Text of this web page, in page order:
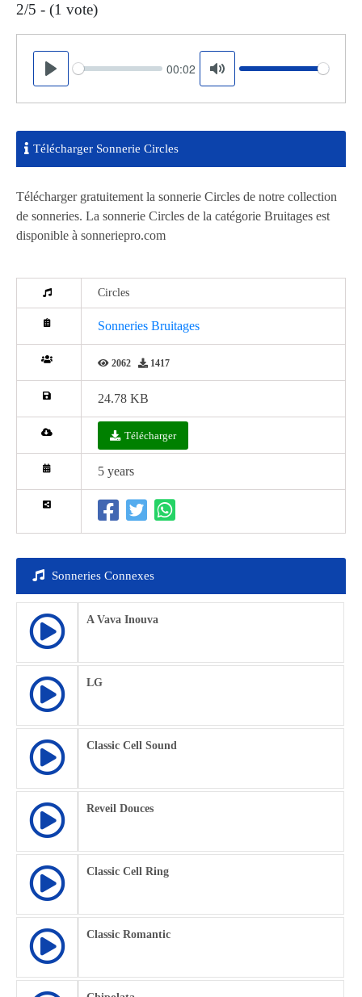
2/5 - (1 vote)
Play
Seek 00:02
Mute
Volume
Télécharger Sonnerie Circles
Télécharger gratuitement la sonnerie Circles de notre collection
de sonneries. La sonnerie Circles de la catégorie Bruitages est
disponible à sonneriepro.com
Circles
Sonneries Bruitages
2062 1417
24.78 KB
Télécharger
5 years
Sonneries Connexes
A Vava Inouva
LG
Classic Cell Sound
Reveil Douces
Classic Cell Ring
Classic Romantic